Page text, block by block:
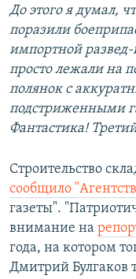
До этого я думал,
поразили
импортной
просто лежали на
полянок с
подстриженными
Фантастика!
Строительство
сообщило
газеты".
внимание на
года, на котором
Дмитрий Булгаков